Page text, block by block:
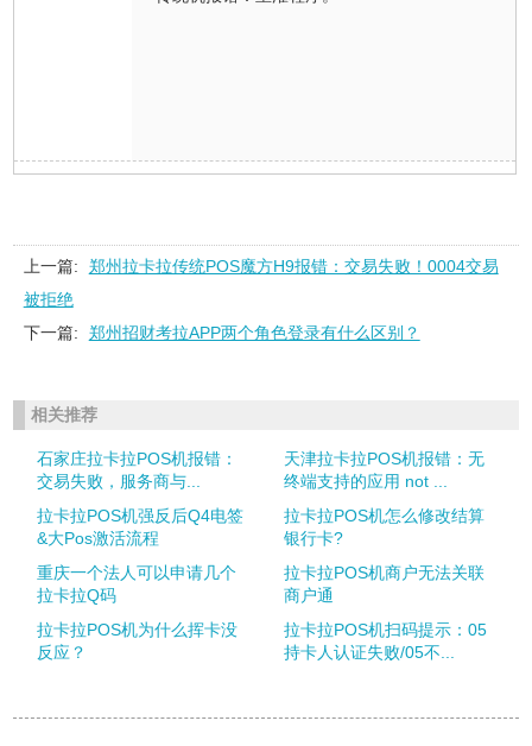
上一篇:
郑州拉卡拉传统POS魔方H9报错：交易失败！0004交易
被拒绝
下一篇:
郑州招财考拉APP两个角色登录有什么区别？
相关推荐
石家庄拉卡拉POS机报错：
交易失败，服务商与...
天津拉卡拉POS机报错：无
终端支持的应用 not ...
拉卡拉POS机强反后Q4电签
&大Pos激活流程
拉卡拉POS机怎么修改结算
银行卡?
重庆一个法人可以申请几个
拉卡拉Q码
拉卡拉POS机商户无法关联
商户通
拉卡拉POS机为什么挥卡没
反应？
拉卡拉POS机扫码提示：05
持卡人认证失败/05不...